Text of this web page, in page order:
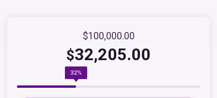
$100,000.00
$32,205.00
32%